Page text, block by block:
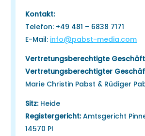
Kontakt:
Telefon: +49 481 – 6838 7171
E-Mail: info@pabst-media.com
Vertretungsberechtigte
Vertretungsberechtigter
Marie Christin Pabst & Rüdiger
Sitz:Heide
Registergericht:Amtsgericht
14570 PI